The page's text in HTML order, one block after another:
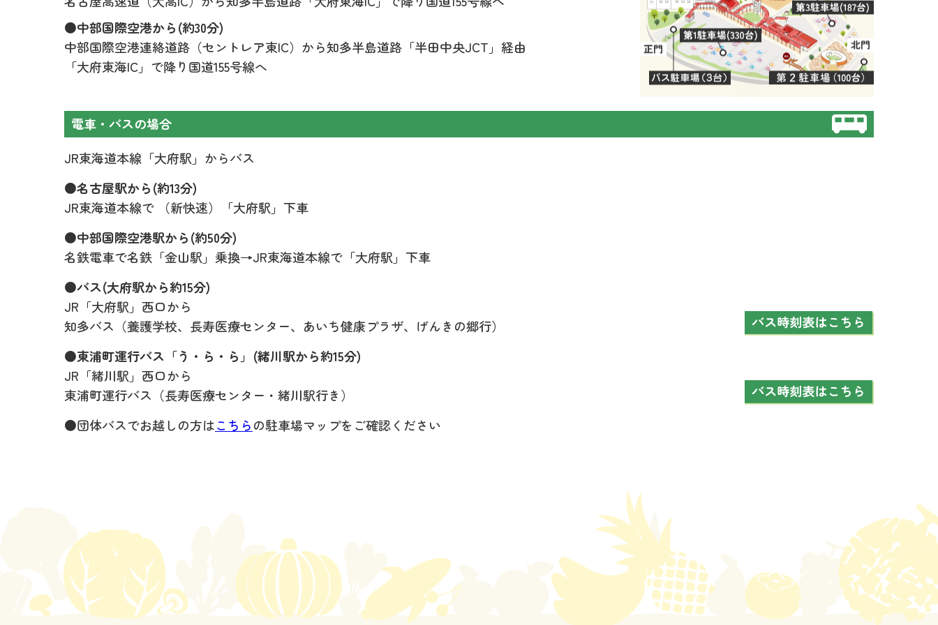
●中部国際空港から(約30分)
中部国際空港連絡道路（セントレア東IC）から知多半島道路「半田中央JCT」経由
「大府東海IC」で降り国道155号線へ
電車・バスの場合
JR東海道本線「大府駅」からバス
●名古屋駅から(約13分)
JR東海道本線で （新快速）「大府駅」下車
●中部国際空港駅から(約50分)
名鉄電車で名鉄「金山駅」乗換→JR東海道本線で「大府駅」下車
●バス(大府駅から約15分)
JR「大府駅」西口から
知多バス（養護学校、長寿医療センター、あいち健康プラザ、げんきの郷行）
●東浦町運行バス「う・ら・ら」(緒川駅から約15分)
JR「緒川駅」西口から
東浦町運行バス（長寿医療センター・緒川駅行き）
●団体バスでお越しの方はこちらの駐車場マップをご確認ください